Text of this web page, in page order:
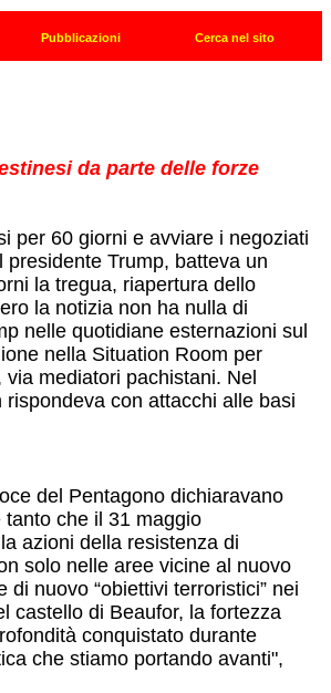
da parte delle forze
per 60 giorni e avviare i negoziati
Trump, batteva un
la tregua, riapertura dello
la notizia non ha nulla di
nelle quotidiane esternazioni sul
nella Situation Room per
mediatori pachistani. Nel
con attacchi alle basi
del Pentagono dichiaravano
che il 31 maggio
azioni della resistenza di
solo nelle aree vicine al nuovo
nuovo “obiettivi terroristici” nei
castello di Beaufor, la fortezza
conquistato durante
che stiamo portando avanti",